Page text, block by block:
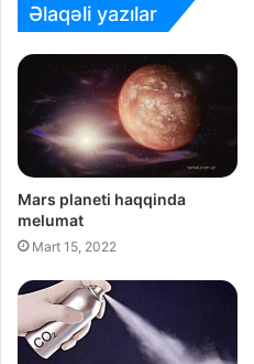
Əlaqəli yazılar
Mars planeti haqqinda
melumat
Mart 15, 2022